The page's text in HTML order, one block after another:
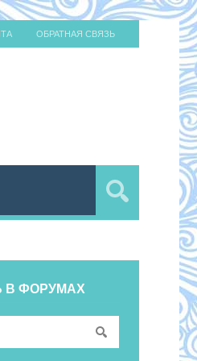
ОБРАТНАЯ СВЯЗЬ
В ФОРУМАХ